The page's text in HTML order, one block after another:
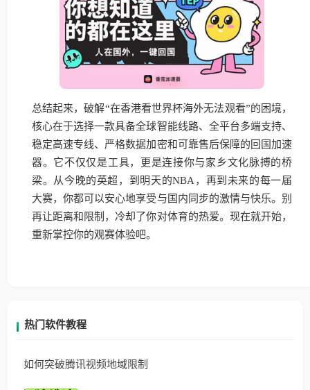
总结起来，破解“在香港看世界杯海外无法观看”的困境，
核心在于选择一款具备全球智能线路、全平台多端支持、
稳定高速专线、严格数据加密和可靠售后保障的回国加速
器。它不仅仅是工具，更是连接你与家乡文化脉搏的桥
梁。从今晚的英超，到明天的NBA，再到未来的每一届
大赛，你都可以安心地享受与国内同步的激情与快乐。别
再让距离和限制，冷却了你对体育的热爱。现在就开始，
重新掌控你的观赛体验吧。
热门软件教程
如何突破腾讯视频地域限制